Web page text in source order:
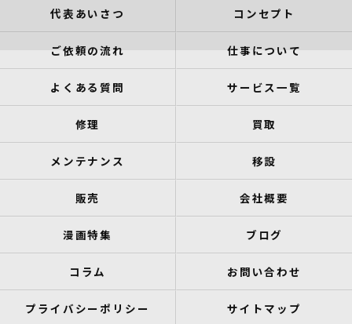
代表あいさつ コンセプト
ご依頼の流れ 仕事について
よくある質問 サービス一覧
修理 買取
メンテナンス 移設
販売 会社概要
漫画特集 ブログ
コラム お問い合わせ
プライバシーポリシー サイトマップ